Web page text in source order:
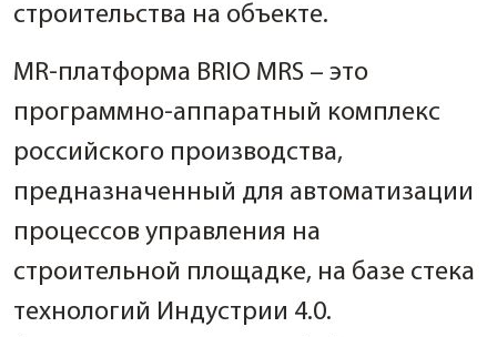
строительства на объекте.
MR-платформа BRIO MRS – это
программно-аппаратный комплекс
российского производства,
предназначенный для автоматизации
процессов управления на
строительной площадке, на базе стека
технологий Индустрии 4.0.